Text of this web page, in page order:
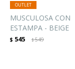
MUSCULOSA CON
ESTAMPA - BEIGE
$ 545 $549